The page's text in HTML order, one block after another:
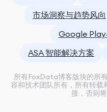
市场洞察与趋势风向
Google
ASA 智能解决方案
所有FoxData博客版块的所
容和技术团队所有，所有转载
接，否则